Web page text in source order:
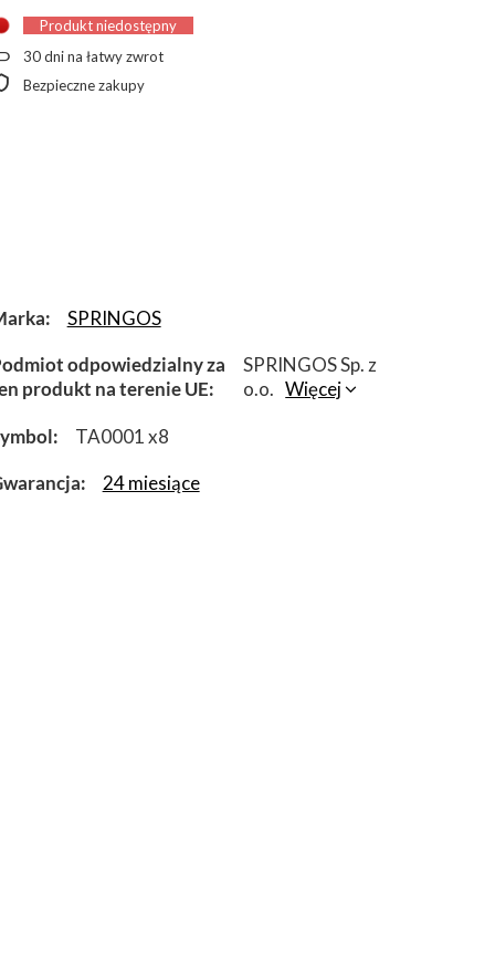
Produkt niedostępny
30dni na łatwy zwrot
Bezpieczne zakupy
SPRINGOS
odpowiedzialny za
produkt na terenie UE
SPRINGOS Sp. z
o.o. Więcej
TA0001 x8
24 miesiące